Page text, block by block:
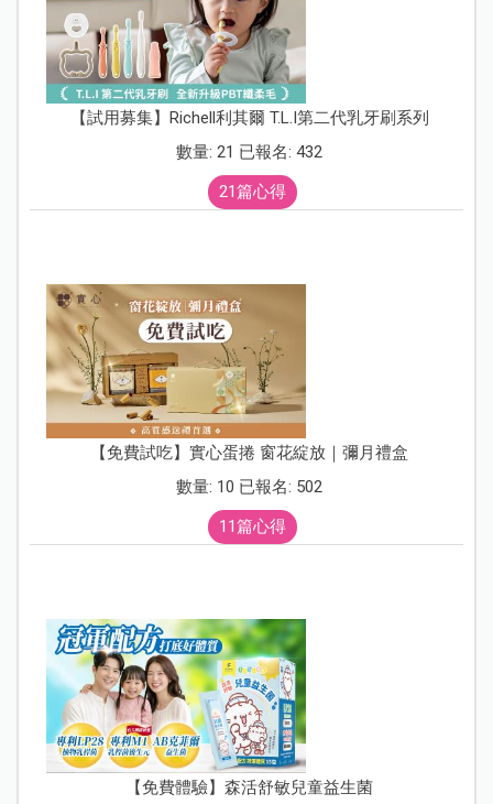
【試用募集】Richell利其爾 T.L.I第二代乳牙刷系列
數量: 21 已報名: 432
21篇心得
【免費試吃】實心蛋捲 窗花綻放｜彌月禮盒
數量: 10 已報名: 502
11篇心得
【免費體驗】森活舒敏兒童益生菌